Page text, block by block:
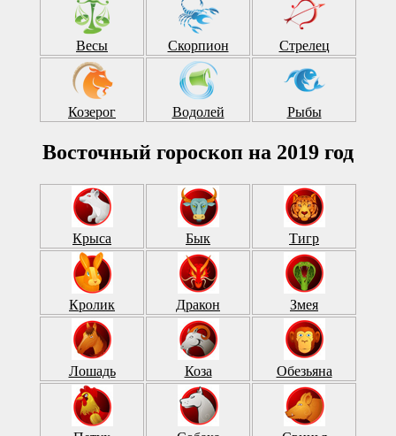
Весы Скорпион Стрелец
Козерог Водолей Рыбы
Восточный гороскоп на 2019 год
Крыса Бык Тигр
Кролик Дракон Змея
Лошадь Коза Обезьяна